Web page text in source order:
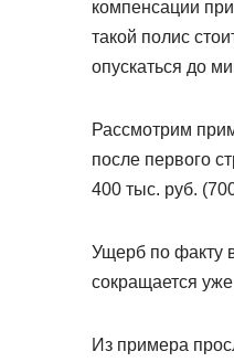
компенсации
такой полис
опускаться до
Рассмотрим
после первого
400 тыс. руб.
Ущерб по факту
сокращается
Из примера